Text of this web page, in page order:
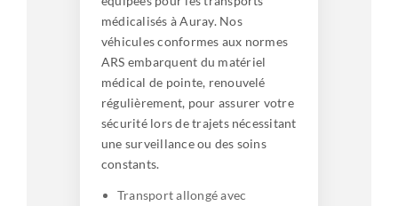
médicalisés à Auray. Nos
véhicules conformes aux normes
ARS embarquent du matériel
médical de pointe, renouvelé
régulièrement, pour assurer votre
sécurité lors de trajets nécessitant
une surveillance ou des soins
constants.
Transport allongé avec